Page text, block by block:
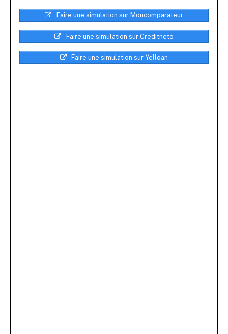
Faire une simulation sur Moncomparateur
Faire une simulation sur Creditneto
Faire une simulation sur Yelloan